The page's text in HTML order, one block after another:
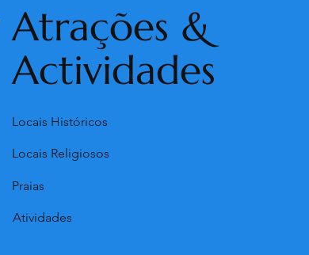
Atrações &
Actividades
Locais Históricos
Locais Religiosos
Praias
Atividades